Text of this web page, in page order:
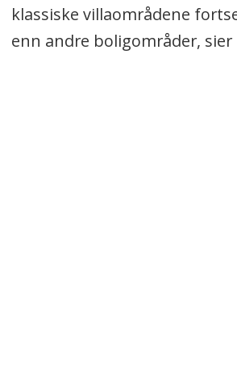
klassiske villaområdene
enn andre boligområder, sier